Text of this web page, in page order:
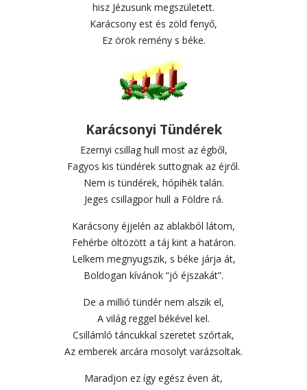
hisz Jézusunk megszületett.
Karácsony est és zöld fenyő,
Ez örök remény s béke.
Karácsonyi Tündérek
Ezernyi csillag hull most az égből,
Fagyos kis tündérek suttognak az éjről.
Nem is tündérek, hópihék talán.
Jeges csillagpor hull a Földre rá.
Karácsony éjjelén az ablakból látom,
Fehérbe öltözött a táj kint a határon.
Lelkem megnyugszik, s béke járja át,
Boldogan kívánok “jó éjszakát”.
De a millió tündér nem alszik el,
A világ reggel békével kel.
Csillámló táncukkal szeretet szórtak,
Az emberek arcára mosolyt varázsoltak.
Maradjon ez így egész éven át,